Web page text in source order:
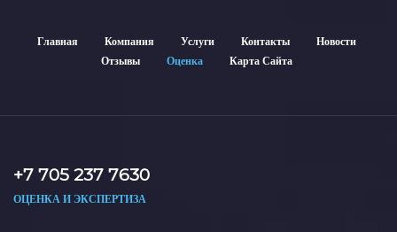
Главная Компания Услуги Контакты
Новости
Отзывы
Оценка Карта Сайта
+7 705 237 7630
ОЦЕНКА И ЭКСПЕРТИЗА